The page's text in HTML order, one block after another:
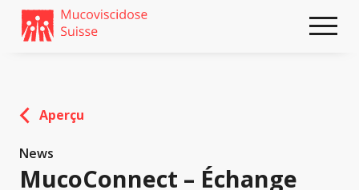
Weiter
zum
skip
Aperçu
News
MucoConnect – Échange